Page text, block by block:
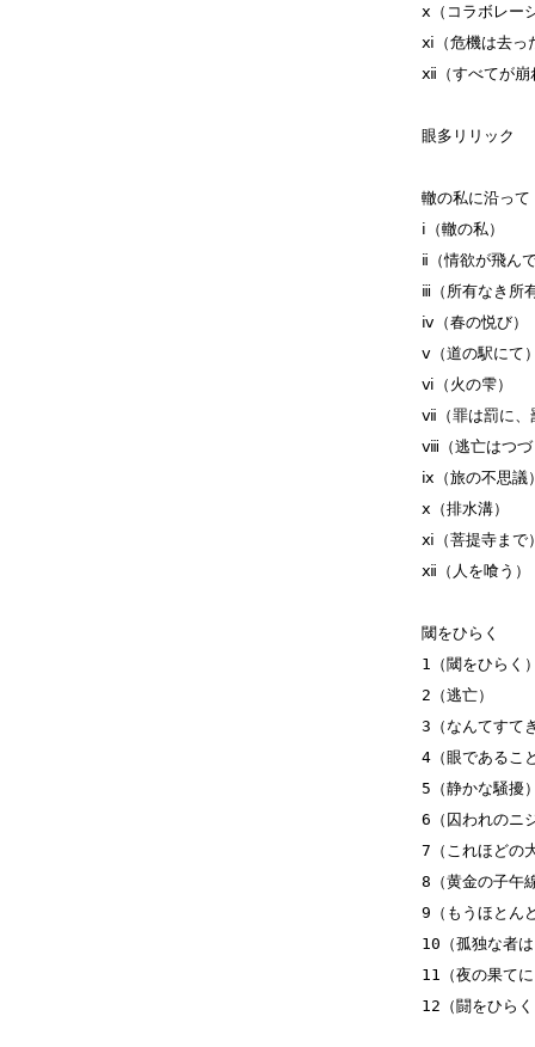
ⅹ（コラボレー
ⅺ（危機は去っ
ⅻ（すべてが崩
眼多リリック
轍の私に沿って
ⅰ（轍の私）
ⅱ（情欲が飛ん
ⅲ（所有なき所
ⅳ（春の悦び）
ⅴ（道の駅にて
ⅵ（火の雫）
ⅶ（罪は罰に、
ⅷ（逃亡はつづ
ⅸ（旅の不思議
ⅹ（排水溝）
ⅺ（菩提寺まで
ⅻ（人を喰う）
閾をひらく
1（閾をひらく
2（逃亡）
3（なんてすて
4（眼であるこ
5（静かな騒擾
6（囚われのニ
7（これほどの
8（黄金の子午
9（もうほとん
10（孤独な者
11（夜の果て
12（闘をひら